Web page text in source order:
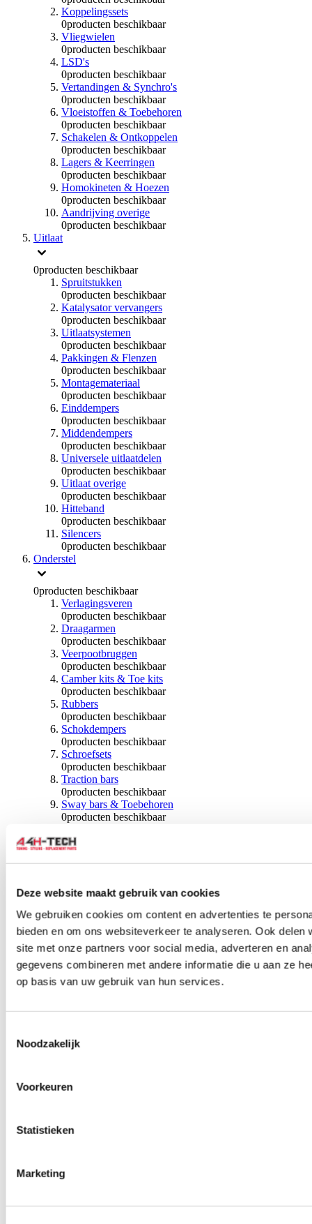
Deze website maakt gebruik van cookies
We gebruiken cookies om content en advertenties te
bieden en om ons websiteverkeer te analyseren. Ook
site met onze partners voor social media, adverteren en
gegevens combineren met andere informatie die u aan ze
op basis van uw gebruik van hun services.
Noodzakelijk
Voorkeuren
Statistieken
Marketing
Koppelingssets
0producten beschikbaar
Vliegwielen
0producten beschikbaar
LSD's
0producten beschikbaar
Vertandingen & Synchro's
0producten beschikbaar
Vloeistoffen & Toebehoren
0producten beschikbaar
Schakelen & Ontkoppelen
0producten beschikbaar
Lagers & Keerringen
0producten beschikbaar
Homokineten & Hoezen
0producten beschikbaar
Aandrijving overige
0producten beschikbaar
Uitlaat
0producten beschikbaar
Spruitstukken
0producten beschikbaar
Katalysator vervangers
0producten beschikbaar
Uitlaatsystemen
0producten beschikbaar
Pakkingen & Flenzen
0producten beschikbaar
Montagemateriaal
0producten beschikbaar
Einddempers
0producten beschikbaar
Middendempers
0producten beschikbaar
Universele uitlaatdelen
0producten beschikbaar
Uitlaat overige
0producten beschikbaar
Hitteband
0producten beschikbaar
Silencers
0producten beschikbaar
Onderstel
0producten beschikbaar
Verlagingsveren
0producten beschikbaar
Draagarmen
0producten beschikbaar
Veerpootbruggen
0producten beschikbaar
Camber kits & Toe kits
0producten beschikbaar
Rubbers
0producten beschikbaar
Schokdempers
0producten beschikbaar
Schroefsets
0producten beschikbaar
Traction bars
0producten beschikbaar
Sway bars & Toebehoren
0producten beschikbaar
0producten beschikbaar
Wiellagers & Naven
0producten beschikbaar
0producten beschikbaar
Spoorverbreders
0producten beschikbaar
Wielmoeren
0producten beschikbaar
Draadeinden
0 producten beschikbaar
0producten beschikbaar
0producten beschikbaar